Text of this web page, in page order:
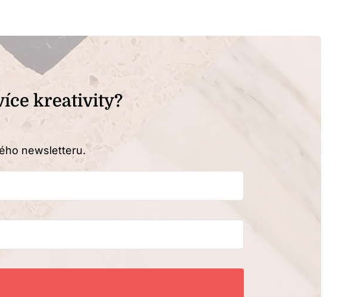
kreativity?
newsletteru.